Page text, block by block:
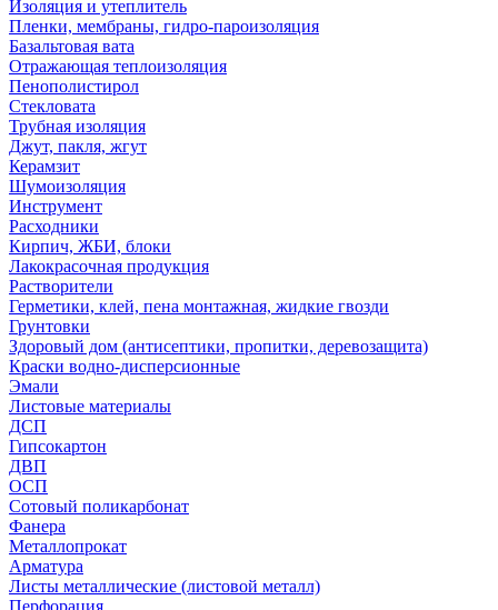
Изоляция и утеплитель
Пленки, мембраны, гидро-пароизоляция
Базальтовая вата
Отражающая теплоизоляция
Пенополистирол
Стекловата
Трубная изоляция
Джут, пакля, жгут
Керамзит
Шумоизоляция
Инструмент
Расходники
Кирпич, ЖБИ, блоки
Лакокрасочная продукция
Растворители
Герметики, клей, пена монтажная, жидкие гвозди
Грунтовки
Здоровый дом (антисептики, пропитки, деревозащита)
Краски водно-дисперсионные
Эмали
Листовые материалы
ДСП
Гипсокартон
ДВП
ОСП
Сотовый поликарбонат
Фанера
Металлопрокат
Арматура
Листы металлические (листовой металл)
Перфорация